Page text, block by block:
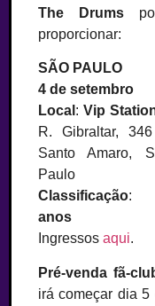
The Drums
proporcionar:
SÃO PAULO
4 de setembro
Local :Vip
R. Gibraltar,
Santo Amaro,
Paulo
Classificação:
anos
Ingressos aqui.
Pré-venda fã-
irá começar dia 5